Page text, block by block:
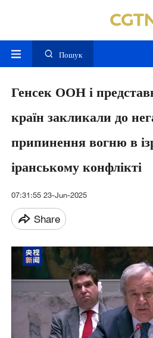
Пошук
Генсек ООН і
країн закликали до
припинення вогню в
іранському конфлікті
07:31:55 23-Jun-2025
Share